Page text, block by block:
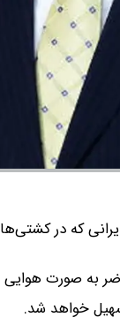
خارجه پاکستان اعلام کرد: ۱۱
به صورت
خواهد شد.